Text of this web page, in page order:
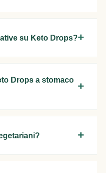
su Keto Drops?
Drops a stomaco